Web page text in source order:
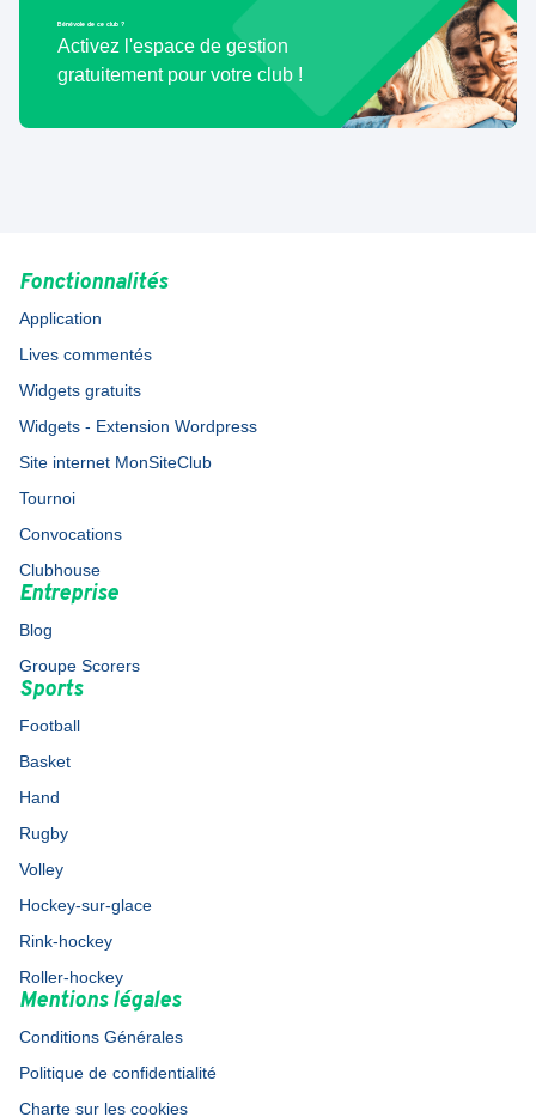
Bénévole de ce club ?
Activez l'espace de gestion
gratuitement pour votre club !
Fonctionnalités
Application
Lives commentés
Widgets gratuits
Widgets - Extension Wordpress
Site internet MonSiteClub
Tournoi
Convocations
Clubhouse
Entreprise
Blog
Groupe Scorers
Sports
Football
Basket
Hand
Rugby
Volley
Hockey-sur-glace
Rink-hockey
Roller-hockey
Mentions légales
Conditions Générales
Politique de confidentialité
Charte sur les cookies